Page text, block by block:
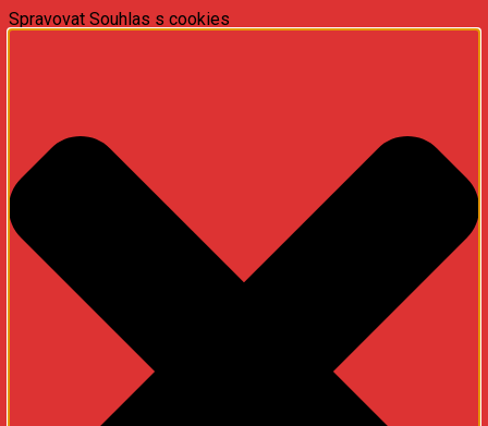
Spravovat Souhlas s cookies